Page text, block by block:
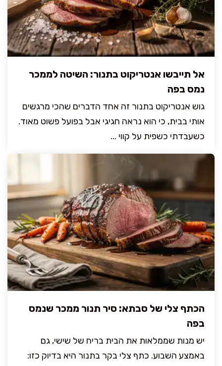
אל תייבשו אנטריקוט בתנור: השיטה לממכר
נמס בפה
גוש אנטריקוט בתנור זה אחד הדברים שהכי מרגשים
אותי בבית, כי הוא נראה חגיגי אבל בפועל פשוט מאוד.
כשעבדתי כשפית על קווי ...
הכתף צלי של סבתא: סיר תנור ממכר שנמס
בפה
יש מנות שממלאות את הבית בריח של שישי, גם
באמצע השבוע. כתף צלי בקר בתנור היא בדיוק כזו: